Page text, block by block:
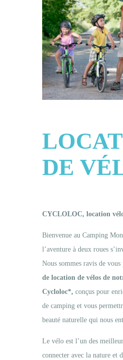
Tourisme
Contact
DE
CYCLOLOC, location
Bienvenue au Camping
l’aventure à deux roues
Nous sommes ravis de vous
de location de vélos de
Cycloloc*, conçus pour
de camping et vous
beauté naturelle qui nous
Le vélo est l’un des
connecter avec la nature et